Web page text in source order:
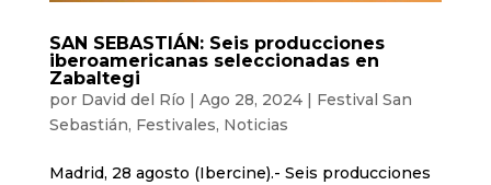
SAN SEBASTIÁN: Seis producciones
iberoamericanas seleccionadas en
Zabaltegi
por David del Río | Ago 28, 2024| Festival San
Sebastián, Festivales, Noticias
Madrid, 28 agosto (Ibercine).- Seis producciones